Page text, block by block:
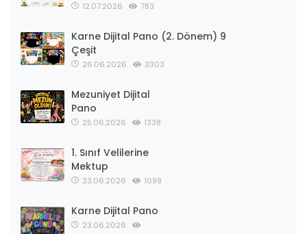
12.07.2026 783
Karne Dijital Pano (2. Dönem) 9
Çeşit
26.06.2026 3303
Mezuniyet Dijital
Pano
25.06.2026 1338
1. Sınıf Velilerine
Mektup
23.06.2026 1099
Karne Dijital Pano
23.06.2026